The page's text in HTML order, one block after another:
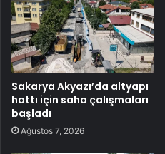
Sakarya Akyazı’da altyapı
hattı için saha çalışmaları
başladı
Ağustos 7, 2026